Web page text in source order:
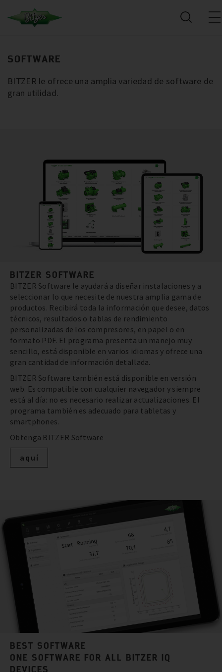
SOFTWARE
BITZER le ofrece una amplia variedad de software de
gran utilidad.
BITZER SOFTWARE
BITZER Software le ayudará a diseñar instalaciones y a
seleccionar lo que necesite de nuestra amplia gama de
productos. Recibirá toda la información que desee, datos
técnicos, resultados o tablas de rendimiento
personalizadas de los compresores, en papel o en
formato PDF. El programa presenta un manejo muy
sencillo, está disponible en varios idiomas y ofrece una
gran cantidad de información detallada.
BITZER Software también está disponible en versión
web. Es compatible con cualquier navegador y siempre
está al día: no es necesario realizar actualizaciones. El
programa también es adecuado para tabletas y
smartphones.
Obtenga BITZER Software
aquí
BEST SOFTWARE
ONE SOFTWARE FOR ALL BITZER IQ
DEVICES